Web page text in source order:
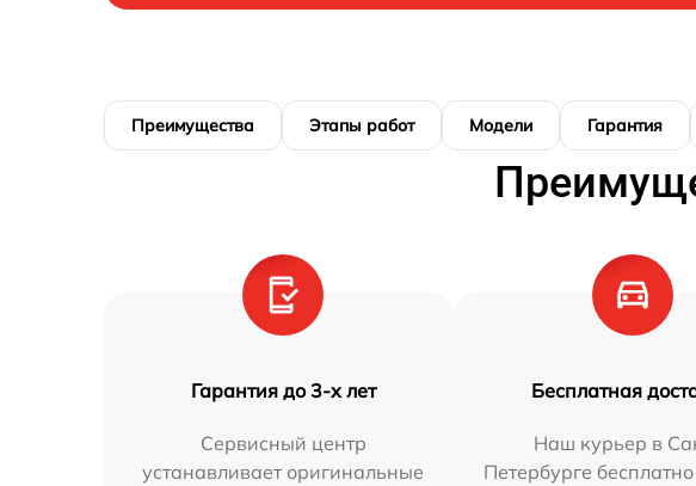
Преимущества Этапы работ Модели Гарантия
Гарантия до 3-х лет
Сервисный центр
устанавливает оригинальные
Бесплатная
Наш курьер в
Петербурге